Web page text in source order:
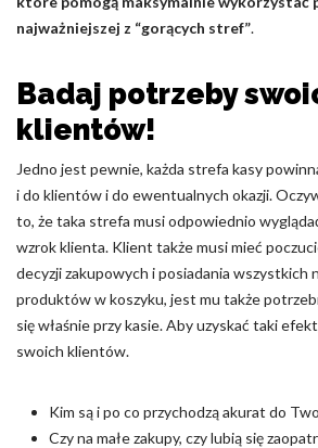
najważniejszej z “gorących stref”.
Badaj potrzeby
klientów!
Jedno jest pewnie, każda strefa kasy
i do klientów i do ewentualnych okazji.
to, że taka strefa musi odpowiednio
wzrok klienta. Klient także musi mieć
decyzji zakupowych i posiadania wszystkich
produktów w koszyku, jest mu także
się właśnie przy kasie. Aby uzyskać taki
swoich klientów.
Kim są i po co przychodzą akurat do
Czy na małe zakupy, czy lubią się
Marketingowe pliki cookie stosowane są w
wyświetlanie reklam, które są istotne i
poszczególnych użytkowników i tym samym
wydawców i reklamodawców strony trzeciej.
Nieklasyfikowane
Nieklasyfikowane pliki cookie, to pliki,
klasyfikowania, wraz z dostawcami
Odrzuć
Akceptuj wszystko